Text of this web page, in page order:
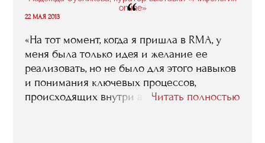
online»
“
22 МАЯ 2013
«На тот момент, когда я пришла в RMA, у
меня была только идея и желание ее
реализовать, но не было для этого навыков
и понимания ключевых процессов,
происходящих внутри арт-рынка. И только
Читать полностью